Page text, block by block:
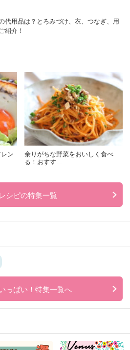
代用品は？とろみづけ、衣、つなぎ、用
紹介！
ン
余りがちな野菜をおいしく食べ
る！おすす...
シピの特集一覧
っぱい！特集一覧へ